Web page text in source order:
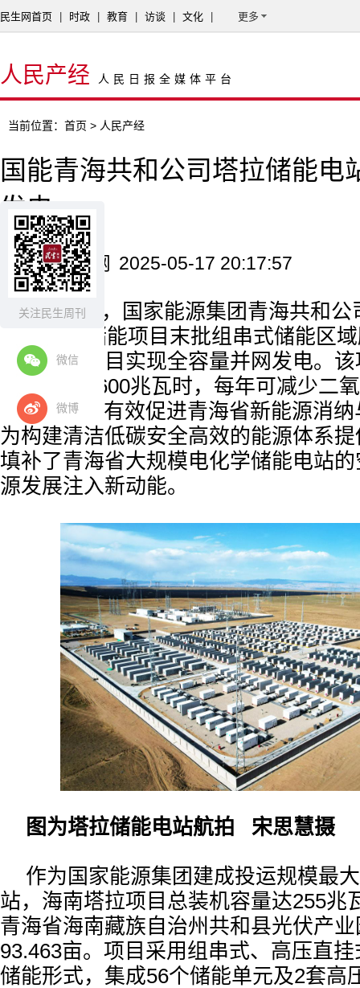
关注民生周刊
微信
微博
民生网首页 时政 教育 访谈 文化 更多
人民产经 人民日报全媒体平台
当前位置： 首页 > 人民产经
国能青海共和公司塔拉储能电
发电
来源：民生网 2025-05-17 20:17:57
5月15日，国家能源集团青海共和公
瓦×4小时储能项目末批组串式储能区
标志着该项目实现全容量并网发电。
量将达285600兆瓦时，每年可减少二
378.14吨，有效促进青海省新能源消
为构建清洁低碳安全高效的能源体系
填补了青海省大规模电化学储能电站
源发展注入新动能。
图为塔拉储能电站航拍 宋思慧摄
作为国家能源集团建成投运规模最
站，海南塔拉项目总装机容量达255兆
青海省海南藏族自治州共和县光伏产
93.463亩。项目采用组串式、高压直
储能形式，集成56个储能单元及2套高